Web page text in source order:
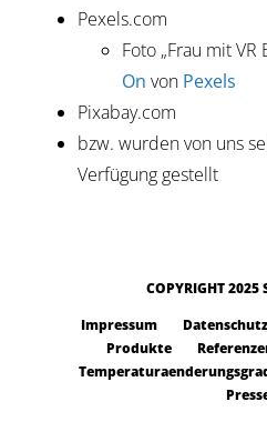
Pexels.com
Foto „Frau mit VR
On von Pexels
Pixabay.com
bzw. wurden von uns
Verfügung gestellt
COPYRIGHT 2025
Impressum
Produkte